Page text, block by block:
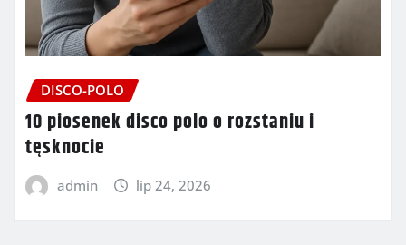
DISCO-POLO
10 piosenek disco polo o rozstaniu i
tęsknocie
admin lip 24, 2026